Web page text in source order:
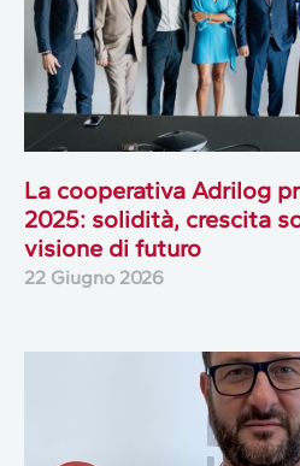
La cooperativa Adrilog
2025: solidità, crescita
visione di futuro
22 Giugno 2026